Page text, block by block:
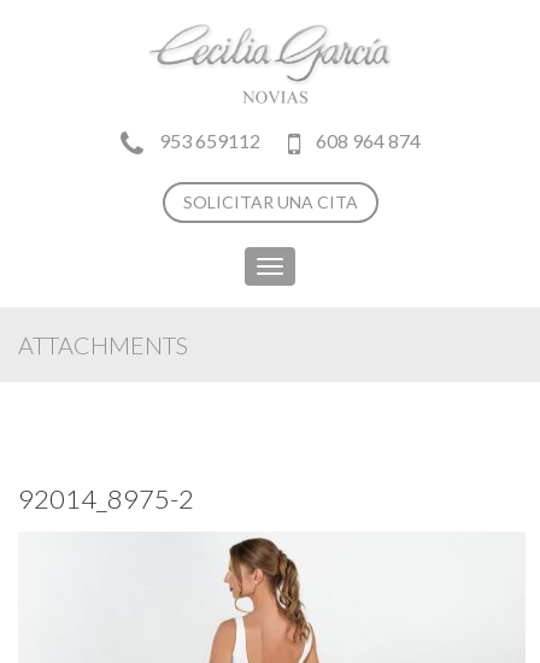
953 659112 608 964 874
SOLICITAR UNA CITA
Toggle
navigation
ATTACHMENTS
92014_8975-2